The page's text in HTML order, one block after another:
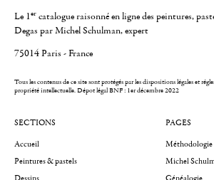
Le 1er catalogue raisonné en ligne des peintures,
Degas par Michel Schulman, expert
75014 Paris - France
Tous les contenus de ce site sont protégés par les dispositions légales et
propriété intellectuelle.Dépot légal BNF : 1er décembre 2022
SECTIONS
Accueil
Peintures & pastels
PAGES
Méthodologie
Michel